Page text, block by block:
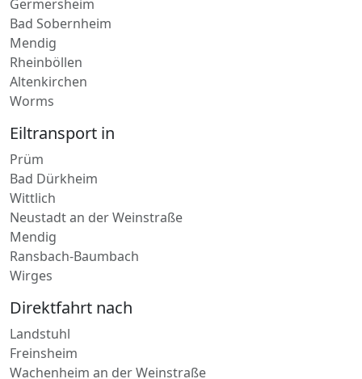
Annweiler am Trifels
Germersheim
Bad Sobernheim
Mendig
Rheinböllen
Worms
Eiltransport in
Prüm
Bad Dürkheim
Wittlich
Neustadt an der Weinstraße
Mendig
Wirges
Direktfahrt nach
Landstuhl